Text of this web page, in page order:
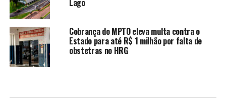
Lago
Cobrança do MPTO eleva multa contra o
Estado para até R$ 1 milhão por falta de
obstetras no HRG